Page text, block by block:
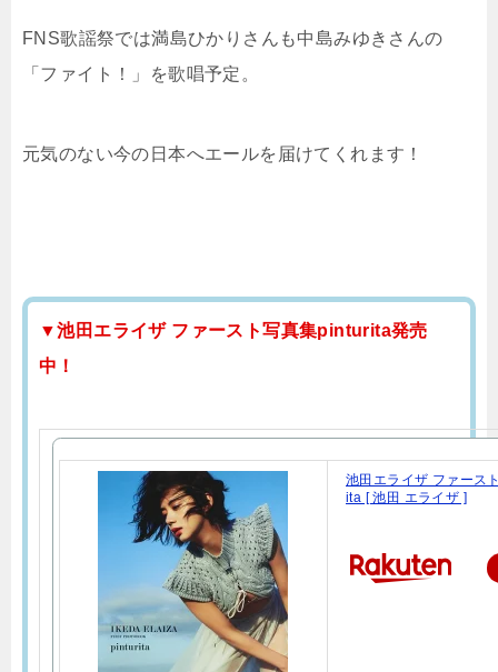
FNS歌謡祭では満島ひかりさんも中島みゆきさんの
「ファイト！」を歌唱予定。
元気のない今の日本へエールを届けてくれます！
▼池田エライザ ファースト写真集pinturita発売
中！
池田エライザ ファース
ita [ 池田 エライザ ]